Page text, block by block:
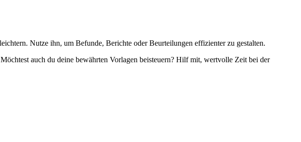
Nutze ihn, um Befunde, Berichte oder Beurteilungen effizienter zu gestalten.
auch du deine bewährten Vorlagen beisteuern? Hilf mit, wertvolle Zeit bei der